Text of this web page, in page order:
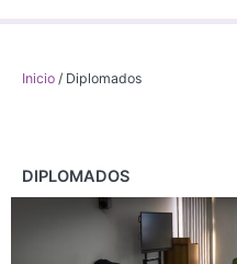
Inicio / Diplomados
DIPLOMADOS